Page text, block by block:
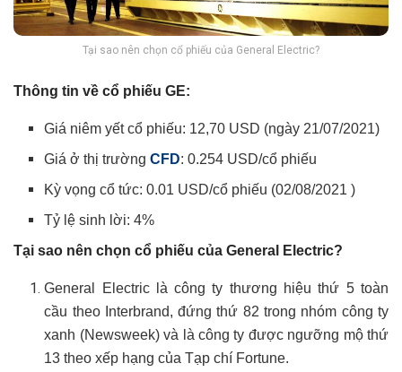
Tại sao nên chọn cổ phiếu của General Electric?
Thông tin về cổ phiếu GE:
Giá niêm yết cổ phiếu: 12,70 USD (ngày 21/07/2021)
Giá ở thị trườngCFD: 0.254 USD/cổ phiếu
Kỳ vọng cổ tức: 0.01 USD/cổ phiếu (02/08/2021 )
Tỷ lệ sinh lời: 4%
Tại sao nên chọn cổ phiếu của General Electric?
General Electric là công ty thương hiệu thứ 5 toàn
cầu theo Interbrand, đứng thứ 82 trong nhóm công ty
xanh (Newsweek) và là công ty được ngưỡng mộ thứ
13 theo xếp hạng của Tạp chí Fortune.